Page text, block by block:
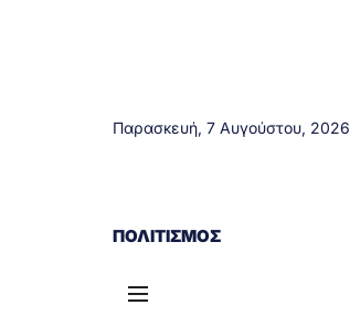
Παρασκευή, 7 Αυγούστου, 2026
ΠΟΛΙΤΙΣΜΌΣ